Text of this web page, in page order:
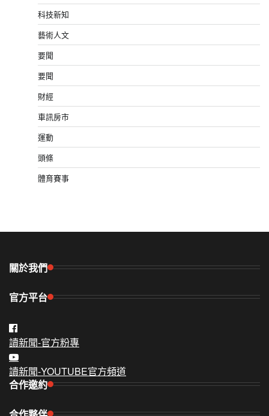
科技新知
藝術人文
要聞
要聞
財經
車訊房市
運動
頭條
體育賽事
關於我們
官方平台
讀新聞-官方粉專
讀新聞-YOUTUBE官方頻道
合作邀約